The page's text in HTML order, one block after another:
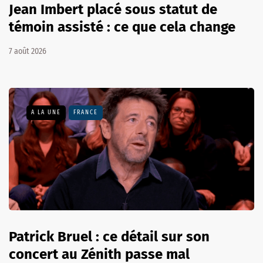
Jean Imbert placé sous statut de
témoin assisté : ce que cela change
7 août 2026
A LA UNE FRANCE
Patrick Bruel : ce détail sur son
concert au Zénith passe mal